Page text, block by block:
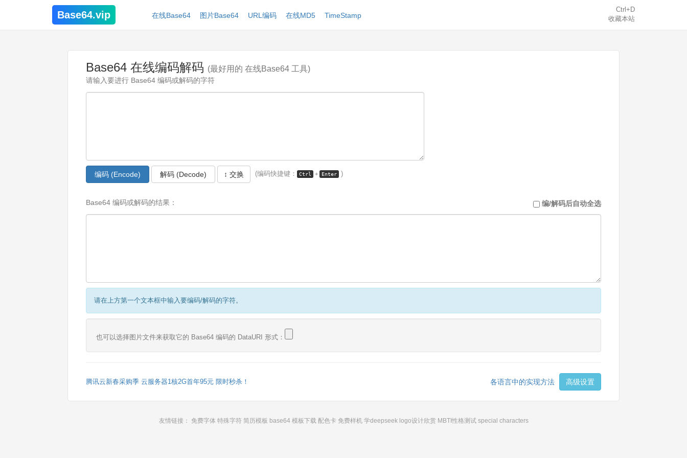
Base64.vip 在线Base64 图片Base64 URL编码 在线MD5 TimeStamp
Ctrl+D
收藏本站
Base64 在线编码解码 (最好用的 在线Base64 工具)
请输入要进行 Base64 编码或解码的字符
编码 (Encode) 解码 (Decode) ↕ 交换 (编码快捷键： Ctrl + Enter )
Base64 编码或解码的结果： 编/解码后自动全选
请在上方第一个文本框中输入要编码/解码的字符。
也可以选择图片文件来获取它的 Base64 编码的 DataURI 形式：
腾讯云新春采购季 云服务器1核2G首年95元 限时秒杀！ 各语言中的实现方法 高级设置
友情链接： 免费字体 特殊字符 简历模板 base64 模板下载 配色卡 免费样机 学deepseek logo设计欣赏 MBTI性格测试 special characters